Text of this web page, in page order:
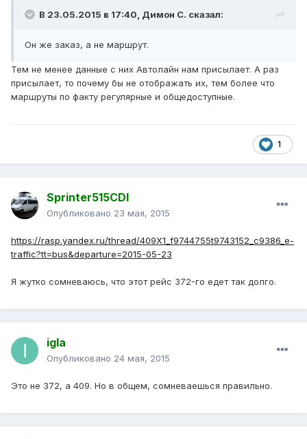
В 23.05.2015 в 17:40, Димон С. сказал:
Он же заказ, а не маршрут.
Тем не менее данные с них Автолайн нам присылает. А раз
присылает, то почему бы не отображать их, тем более что
маршруты по факту регулярные и общедоступные.
1
Sprinter515CDI
Опубликовано 23 мая, 2015
https://rasp.yandex.ru/thread/409X1_f9744755t9743152_c9386_e-
traffic?tt=bus&departure=2015-05-23
Я жутко сомневаюсь, что этот рейс 372-го едет так долго.
igla
Опубликовано 24 мая, 2015
Это не 372, а 409. Но в общем, сомневаешься правильно.